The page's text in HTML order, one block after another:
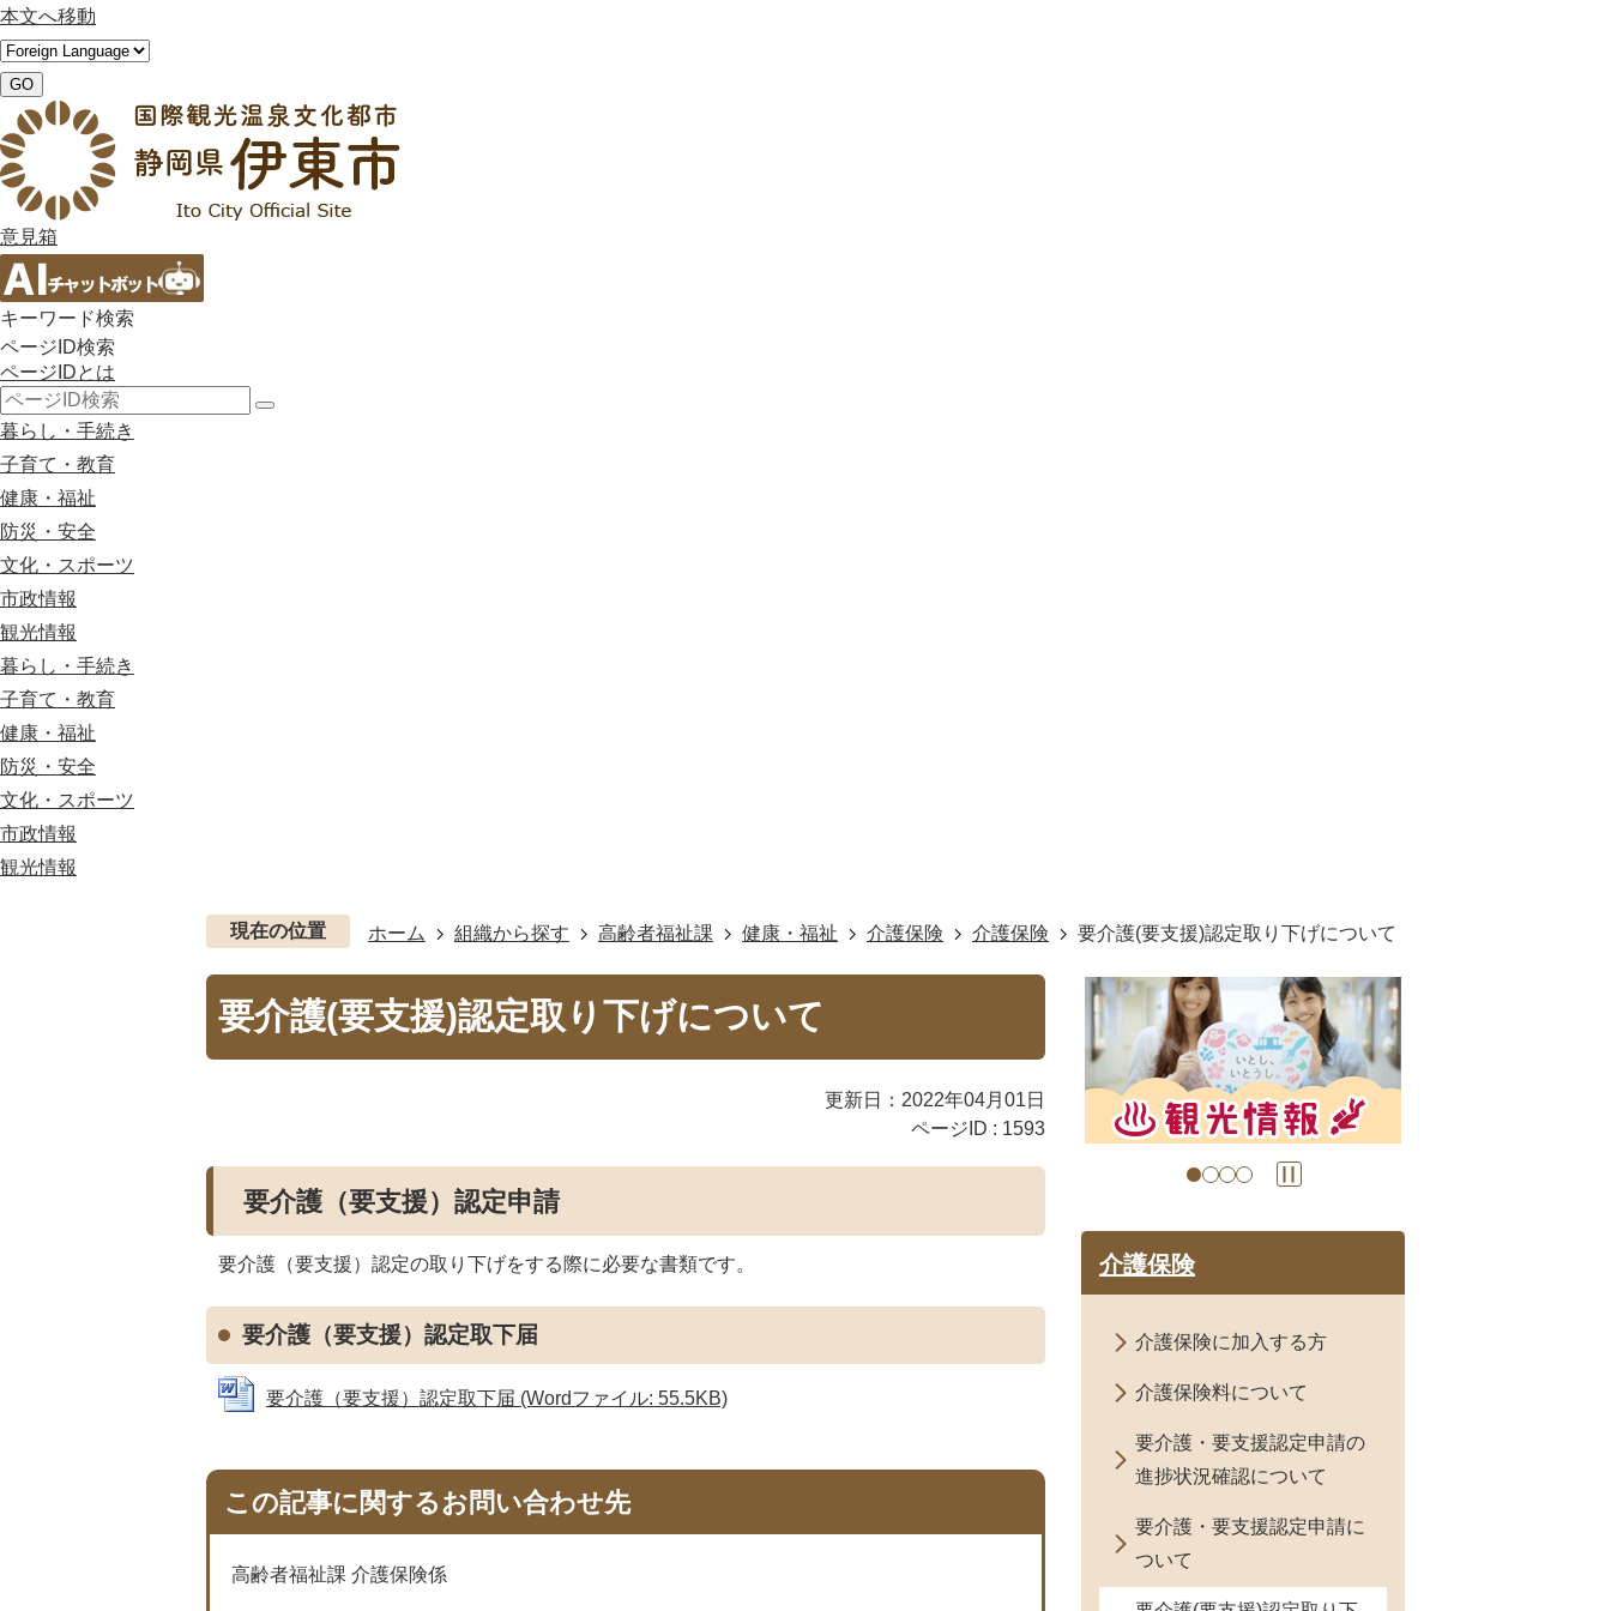
本文へ移動
GO
意見箱
キーワード検索
ページID検索
ページIDとは
暮らし・手続き
子育て・教育
健康・福祉
防災・安全
文化・スポーツ
市政情報
観光情報
暮らし・手続き
子育て・教育
健康・福祉
防災・安全
文化・スポーツ
市政情報
観光情報
現在の位置 ホーム 組織から探す 高齢者福祉課 健康・福祉 介護保険 介護保険 要介護(要支援)認定取り下げについて
要介護(要支援)認定取り下げについて
更新日：2022年04月01日
ページID : 1593
要介護（要支援）認定申請
要介護（要支援）認定の取り下げをする際に必要な書類です。
要介護（要支援）認定取下届
要介護（要支援）認定取下届 (Wordファイル: 55.5KB)
この記事に関するお問い合わせ先
高齢者福祉課 介護保険係
枚
目
の
ド
枚
目
の
ド
介護保険
介護保険に加入する方
介護保険料について
要介護・要支援認定申請の
進捗状況確認について
要介護・要支援認定申請に
ついて